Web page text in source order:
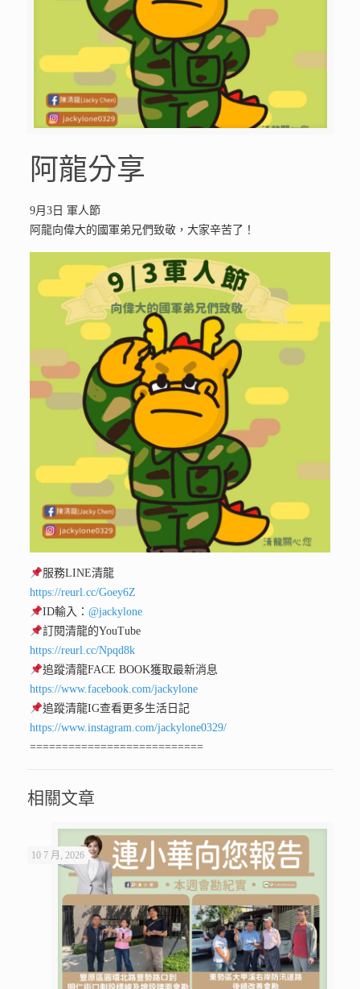
阿龍分享
9月3日 軍人節
阿龍向偉大的國軍弟兄們致敬，大家辛苦了！
服務LINE清龍
https://reurl.cc/Goey6Z
ID輸入：@jackylone
訂閱清龍的YouTube
https://reurl.cc/Npqd8k
追蹤清龍FACE BOOK獲取最新消息
https://www.facebook.com/jackylone
追蹤清龍IG查看更多生活日記
https://www.instagram.com/jackylone0329/
===========================
相關文章
10 7 月, 2026